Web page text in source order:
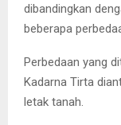
dibandingkan
beberapa
Perbedaan yang
Kadarna Tirta
letak tanah.